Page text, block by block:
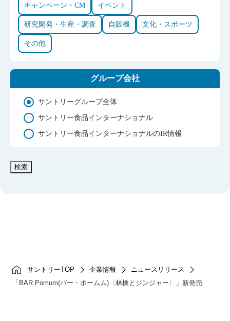
サントリーTOP 企業情報
ニュースリリース
「BAR Pomum(バー・ポームム)〈林檎とジンジャー〉」新発売
キャンペーン・CM イベント
研究開発・生産・調査 自販機 文化・スポーツ
その他
グループ会社
サントリーグループ全体
サントリー食品インターナショナル
サントリー食品インターナショナルのIR情報
検索